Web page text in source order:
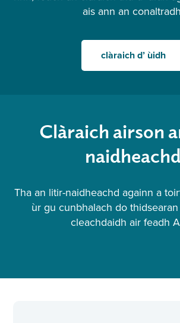
ais ann an
clàraich d’ ùidh
Clàraich airson
Tha an litir-naidheachd againn a
ùr gu cunbhalach do
cleachdaidh air feadh